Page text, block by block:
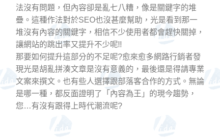
法沒有問題，但內容卻是亂七八糟，像是關鍵字的堆
疊。這種作法對於SEO也沒甚麼幫助，光是看到那一
堆沒有內容的關鍵字，相信不少使用者都會趕快關掉，
讓網站的跳出率又提升不少呢!!
那要如何提升這部分的不足呢?愈來愈多網路行銷者發
現光是胡亂拼湊文章是沒有意義的，最後還是得請專業
文案來撰文。也有些人選擇跟部落客合作的方式。無論
是哪一種，都反面證明了「內容為王」的現今趨勢，
您…有沒有跟得上時代潮流呢?